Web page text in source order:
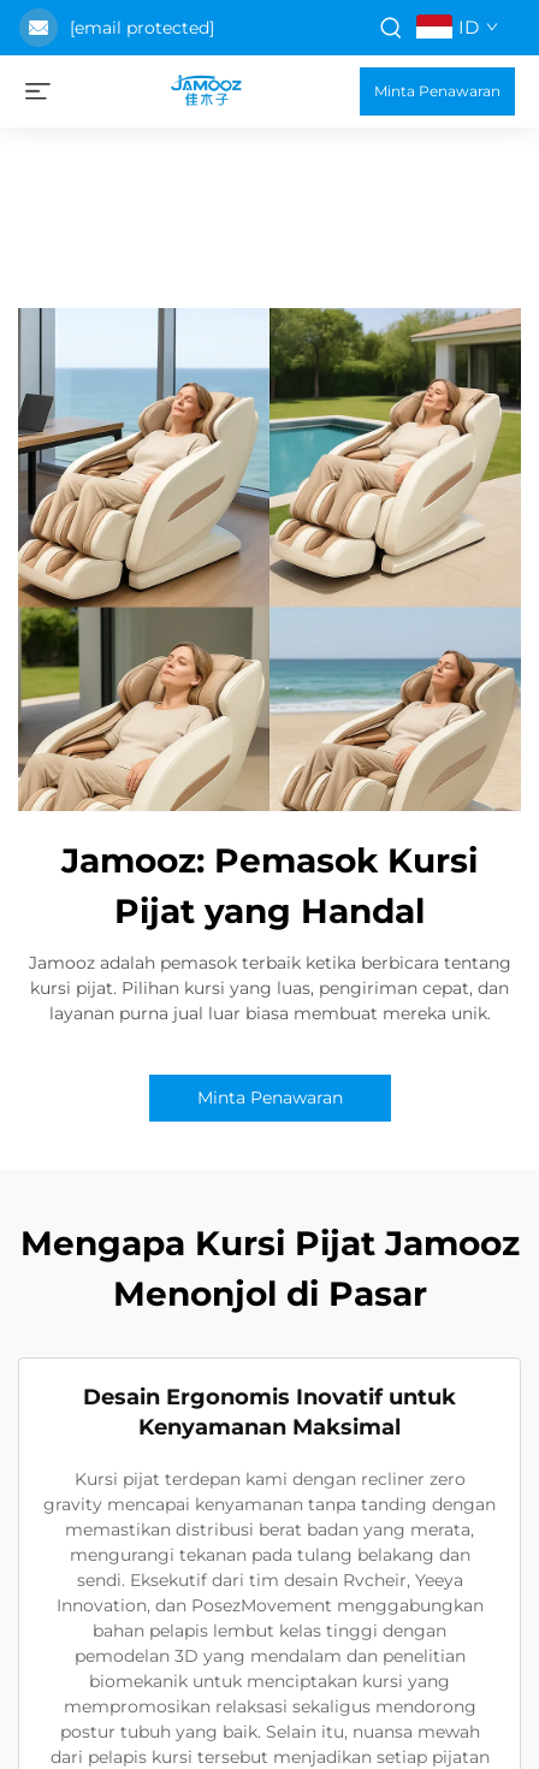
[email protected] ID
Minta Penawaran
Jamooz: Pemasok Kursi
Pijat yang Handal
Jamooz adalah pemasok terbaik ketika berbicara tentang
kursi pijat. Pilihan kursi yang luas, pengiriman cepat, dan
layanan purna jual luar biasa membuat mereka unik.
Minta Penawaran
Mengapa Kursi Pijat Jamooz
Menonjol di Pasar
Desain Ergonomis Inovatif untuk
Kenyamanan Maksimal
Kursi pijat terdepan kami dengan recliner zero
gravity mencapai kenyamanan tanpa tanding dengan
memastikan distribusi berat badan yang merata,
mengurangi tekanan pada tulang belakang dan
sendi. Eksekutif dari tim desain Rvcheir, Yeeya
Innovation, dan PosezMovement menggabungkan
bahan pelapis lembut kelas tinggi dengan
pemodelan 3D yang mendalam dan penelitian
biomekanik untuk menciptakan kursi yang
mempromosikan relaksasi sekaligus mendorong
postur tubuh yang baik. Selain itu, nuansa mewah
dari pelapis kursi tersebut menjadikan setiap pijatan